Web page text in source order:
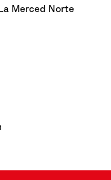
Merced Norte